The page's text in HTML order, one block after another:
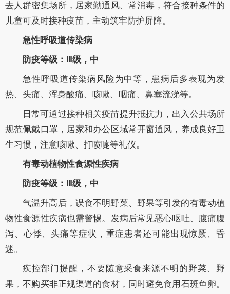
去人群密集场所，居家勤通风、常消毒，符合接种条件的
儿童可及时接种疫苗，主动筑牢防护屏障。
急性呼吸道传染病
防疫等级： Ⅲ级，中
急性呼吸道传染病风险为中等，患病后多表现为发
热、头痛、浑身酸痛、咳嗽、咽痛、鼻塞流涕等。
日常可通过接种相关疫苗提升抵抗力，出入公共场所
规范佩戴口罩，居家和办公区域常开窗通风，养成良好卫
生习惯，注意咳嗽、打喷嚏等礼仪。
有毒动植物性食源性疾病
防疫等级： Ⅲ级，中
气温升高后，误食不明野菜、野果等引发的有毒动植
物性食源性疾病也需警惕。发病后常见恶心呕吐、腹痛腹
泻、心悸、头痛等症状，重症患者还可能出现惊厥、昏
迷。
疾控部门提醒，不要随意采食来源不明的野菜、野
果，不购买非正规渠道的食材，同时避免食用石斑鱼卵。